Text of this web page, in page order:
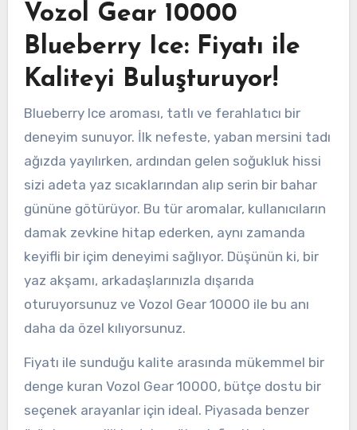
Vozol Gear 10000
Blueberry Ice: Fiyatı ile
Kaliteyi Buluşturuyor!
Blueberry Ice aroması, tatlı ve ferahlatıcı bir
deneyim sunuyor. İlk nefeste, yaban mersini tadı
ağızda yayılırken, ardından gelen soğukluk hissi
sizi adeta yaz sıcaklarından alıp serin bir bahar
gününe götürüyor. Bu tür aromalar, kullanıcıların
damak zevkine hitap ederken, aynı zamanda
keyifli bir içim deneyimi sağlıyor. Düşünün ki, bir
yaz akşamı, arkadaşlarınızla dışarıda
oturuyorsunuz ve Vozol Gear 10000 ile bu anı
daha da özel kılıyorsunuz.
Fiyatı ile sunduğu kalite arasında mükemmel bir
denge kuran Vozol Gear 10000, bütçe dostu bir
seçenek arayanlar için ideal. Piyasada benzer